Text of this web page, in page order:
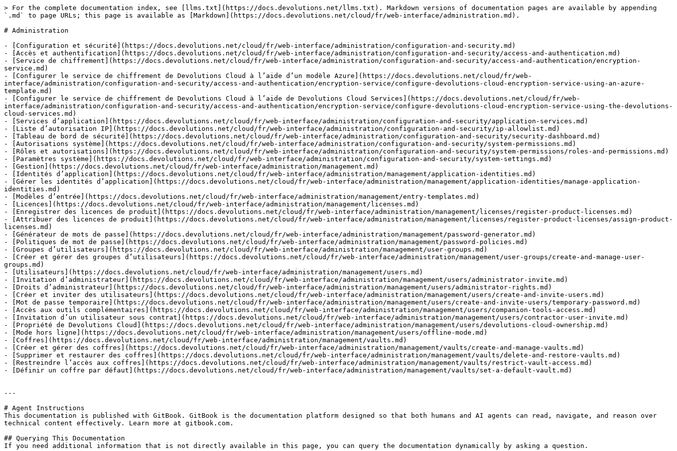
> For the complete documentation index, see [llms.txt](https://docs.devolutions.net/llms.txt). Markdown versions of documentation pages are available by appending
`.md` to page URLs; this page is available as [Markdown](https://docs.devolutions.net/cloud/fr/web-interface/administration.md).
# Administration
- [Configuration et sécurité](https://docs.devolutions.net/cloud/fr/web-interface/administration/configuration-and-security.md)
- [Accès et authentification](https://docs.devolutions.net/cloud/fr/web-interface/administration/configuration-and-security/access-and-authentication.md)
- [Service de chiffrement](https://docs.devolutions.net/cloud/fr/web-interface/administration/configuration-and-security/access-and-authentication/encryption-
service.md)
- [Configurer le service de chiffrement de Devolutions Cloud à l’aide d’un modèle Azure](https://docs.devolutions.net/cloud/fr/web-
interface/administration/configuration-and-security/access-and-authentication/encryption-service/configure-devolutions-cloud-encryption-service-using-an-azure-
template.md)
- [Configurer le service de chiffrement de Devolutions Cloud à l’aide de Devolutions Cloud Services](https://docs.devolutions.net/cloud/fr/web-
interface/administration/configuration-and-security/access-and-authentication/encryption-service/configure-devolutions-cloud-encryption-service-using-the-devolutions-
cloud-services.md)
- [Services d’application](https://docs.devolutions.net/cloud/fr/web-interface/administration/configuration-and-security/application-services.md)
- [Liste d’autorisation IP](https://docs.devolutions.net/cloud/fr/web-interface/administration/configuration-and-security/ip-allowlist.md)
- [Tableau de bord de sécurité](https://docs.devolutions.net/cloud/fr/web-interface/administration/configuration-and-security/security-dashboard.md)
- [Autorisations système](https://docs.devolutions.net/cloud/fr/web-interface/administration/configuration-and-security/system-permissions.md)
- [Rôles et autorisations](https://docs.devolutions.net/cloud/fr/web-interface/administration/configuration-and-security/system-permissions/roles-and-permissions.md)
- [Paramètres système](https://docs.devolutions.net/cloud/fr/web-interface/administration/configuration-and-security/system-settings.md)
- [Gestion](https://docs.devolutions.net/cloud/fr/web-interface/administration/management.md)
- [Identités d’application](https://docs.devolutions.net/cloud/fr/web-interface/administration/management/application-identities.md)
- [Gérer les identités d’application](https://docs.devolutions.net/cloud/fr/web-interface/administration/management/application-identities/manage-application-
identities.md)
- [Modèles d’entrée](https://docs.devolutions.net/cloud/fr/web-interface/administration/management/entry-templates.md)
- [Licences](https://docs.devolutions.net/cloud/fr/web-interface/administration/management/licenses.md)
- [Enregistrer des licences de produit](https://docs.devolutions.net/cloud/fr/web-interface/administration/management/licenses/register-product-licenses.md)
- [Attribuer des licences de produit](https://docs.devolutions.net/cloud/fr/web-interface/administration/management/licenses/register-product-licenses/assign-product-
licenses.md)
- [Générateur de mots de passe](https://docs.devolutions.net/cloud/fr/web-interface/administration/management/password-generator.md)
- [Politiques de mot de passe](https://docs.devolutions.net/cloud/fr/web-interface/administration/management/password-policies.md)
- [Groupes d’utilisateurs](https://docs.devolutions.net/cloud/fr/web-interface/administration/management/user-groups.md)
- [Créer et gérer des groupes d’utilisateurs](https://docs.devolutions.net/cloud/fr/web-interface/administration/management/user-groups/create-and-manage-user-
groups.md)
- [Utilisateurs](https://docs.devolutions.net/cloud/fr/web-interface/administration/management/users.md)
- [Invitation d’administrateur](https://docs.devolutions.net/cloud/fr/web-interface/administration/management/users/administrator-invite.md)
- [Droits d’administrateur](https://docs.devolutions.net/cloud/fr/web-interface/administration/management/users/administrator-rights.md)
- [Créer et inviter des utilisateurs](https://docs.devolutions.net/cloud/fr/web-interface/administration/management/users/create-and-invite-users.md)
- [Mot de passe temporaire](https://docs.devolutions.net/cloud/fr/web-interface/administration/management/users/create-and-invite-users/temporary-password.md)
- [Accès aux outils complémentaires](https://docs.devolutions.net/cloud/fr/web-interface/administration/management/users/companion-tools-access.md)
- [Invitation d’un utilisateur sous contrat](https://docs.devolutions.net/cloud/fr/web-interface/administration/management/users/contractor-user-invite.md)
- [Propriété de Devolutions Cloud](https://docs.devolutions.net/cloud/fr/web-interface/administration/management/users/devolutions-cloud-ownership.md)
- [Mode hors ligne](https://docs.devolutions.net/cloud/fr/web-interface/administration/management/users/offline-mode.md)
- [Coffres](https://docs.devolutions.net/cloud/fr/web-interface/administration/management/vaults.md)
- [Créer et gérer des coffres](https://docs.devolutions.net/cloud/fr/web-interface/administration/management/vaults/create-and-manage-vaults.md)
- [Supprimer et restaurer des coffres](https://docs.devolutions.net/cloud/fr/web-interface/administration/management/vaults/delete-and-restore-vaults.md)
- [Restreindre l’accès aux coffres](https://docs.devolutions.net/cloud/fr/web-interface/administration/management/vaults/restrict-vault-access.md)
- [Définir un coffre par défaut](https://docs.devolutions.net/cloud/fr/web-interface/administration/management/vaults/set-a-default-vault.md)
---
# Agent Instructions
This documentation is published with GitBook. GitBook is the documentation platform designed so that both humans and AI agents can read, navigate, and reason over
technical content effectively. Learn more at gitbook.com.
## Querying This Documentation
If you need additional information that is not directly available in this page, you can query the documentation dynamically by asking a question.